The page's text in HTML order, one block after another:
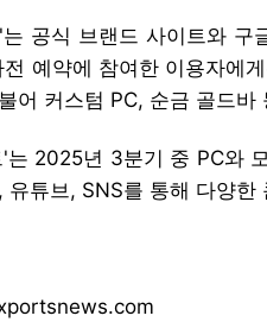
공식 브랜드 사이트와 구
예약에 참여한 이용자에
어 커스텀 PC, 순금 골드바
는 2025년 3분기 중 PC와
유튜브, SNS를 통해 다양